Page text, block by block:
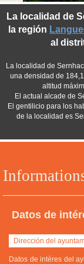
Datos de
Dirección del
Datos de intéres del
La localidad de
la región
al
La localidad de
una densidad de
altitud
El actual alcade de
El gentilicio para los
de la localidad es